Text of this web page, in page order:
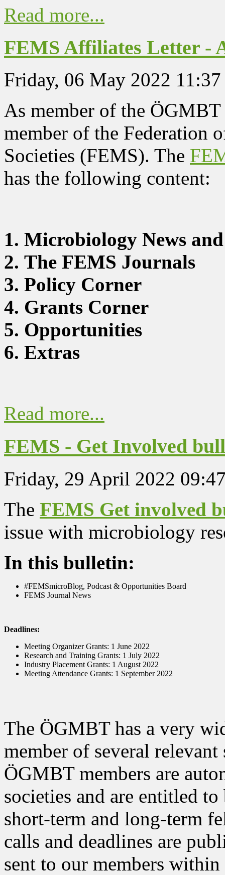
Read more...
FEMS Affiliates Letter -
Friday, 06 May 2022 11:37
As member of the
member of the Federation
Societies (FEMS). The
has the following content:
1. Microbiology News
2. The FEMS Journals
3. Policy Corner
4. Grants Corner
5. Opportunities
6. Extras
Read more...
FEMS - Get Involved
Friday, 29 April 2022
The FEMS Get involved
issue with microbiology
In this bulletin:
#FEMSmicroBlog, Podcast & Opportunities Board
FEMS Journal News
Deadlines:
Meeting Organizer Grants: 1 June 2022
Research and Training Grants: 1 July 2022
Industry Placement Grants: 1 August 2022
Meeting Attendance Grants: 1 September 2022
The ÖGMBT has a very
member of several
ÖGMBT members are
societies and are entitled
short-term and long-term
calls and deadlines are
sent to our members